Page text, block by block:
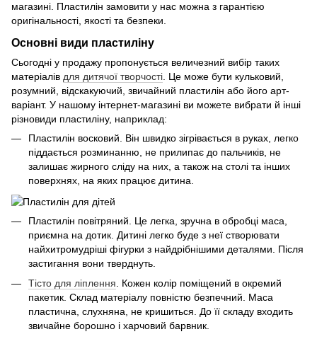
магазині. Пластилін замовити у нас можна з гарантією
оригінальності, якості та безпеки.
Основні види пластиліну
Сьогодні у продажу пропонується величезний вибір таких
матеріалів для дитячої творчості. Це може бути кульковий,
розумний, відскакуючий, звичайний пластилін або його арт-
варіант. У нашому інтернет-магазині ви можете вибрати й інші
різновиди пластиліну, наприклад:
Пластилін восковий. Він швидко зігрівається в руках, легко
піддається розминанню, не прилипає до пальчиків, не
залишає жирного сліду на них, а також на столі та інших
поверхнях, на яких працює дитина.
Пластилін повітряний. Це легка, зручна в обробці маса,
приємна на дотик. Дитині легко буде з неї створювати
найхитромудріші фігурки з найдрібнішими деталями. Після
застигання вони тверднуть.
Тісто для ліплення. Кожен колір поміщений в окремий
пакетик. Склад матеріалу повністю безпечний. Маса
пластична, слухняна, не кришиться. До її складу входить
звичайне борошно і харчовий барвник.